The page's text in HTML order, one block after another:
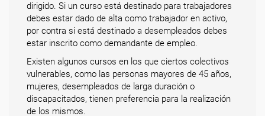
dirigido. Si un curso está destinado para trabajadores
debes estar dado de alta como trabajador en activo,
por contra si está destinado a desempleados debes
estar inscrito como demandante de empleo.
Existen algunos cursos en los que ciertos colectivos
vulnerables, como las personas mayores de 45 años,
mujeres, desempleados de larga duración o
discapacitados, tienen preferencia para la realización
de los mismos.